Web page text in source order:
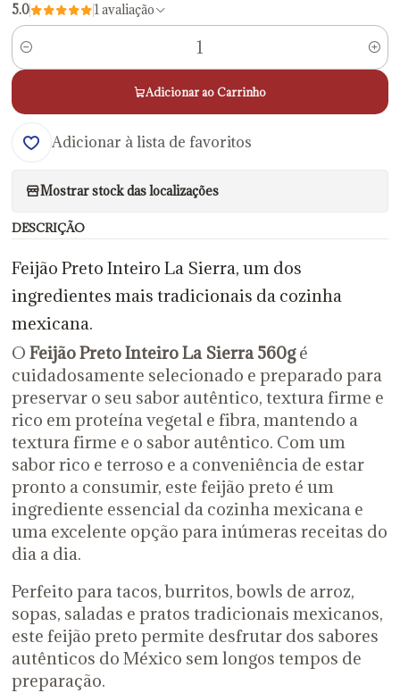
5.0 1 avaliação
Quantidade
Adicionar ao Carrinho
Adicionar à lista de favoritos
Mostrar stock das localizações
DESCRIÇÃO
Feijão Preto Inteiro La Sierra, um dos
ingredientes mais tradicionais da cozinha
mexicana.
O Feijão Preto Inteiro La Sierra 560gé
cuidadosamente selecionado e preparado para
preservar o seu sabor autêntico, textura firme e
rico em proteína vegetal e fibra, mantendo a
textura firme e o sabor autêntico. Com um
sabor rico e terroso e a conveniência de estar
pronto a consumir, este feijão preto é um
ingrediente essencial da cozinha mexicana e
uma excelente opção para inúmeras receitas do
dia a dia.
Perfeito para tacos, burritos, bowls de arroz,
sopas, saladas e pratos tradicionais mexicanos,
este feijão preto permite desfrutar dos sabores
autênticos do México sem longos tempos de
preparação.